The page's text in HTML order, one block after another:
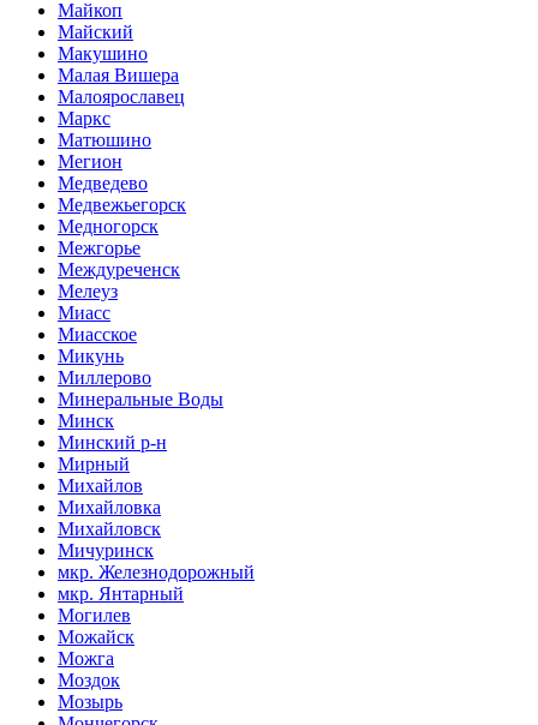
Майкоп
Майский
Макушино
Малая Вишера
Малоярославец
Маркс
Матюшино
Мегион
Медведево
Медвежьегорск
Медногорск
Межгорье
Междуреченск
Мелеуз
Миасс
Миасское
Микунь
Миллерово
Минеральные Воды
Минск
Минский р-н
Мирный
Михайлов
Михайловка
Михайловск
Мичуринск
мкр. Железнодорожный
мкр. Янтарный
Могилев
Можайск
Можга
Моздок
Мозырь